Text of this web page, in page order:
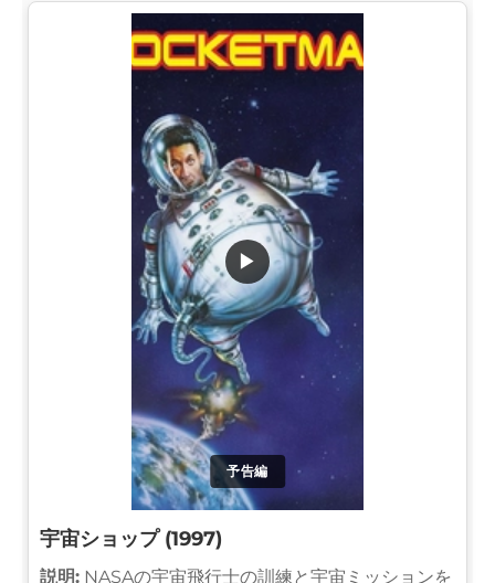
予告編
▶
宇宙ショップ (1997)
説明: NASAの宇宙飛行士の訓練と宇宙ミッションを